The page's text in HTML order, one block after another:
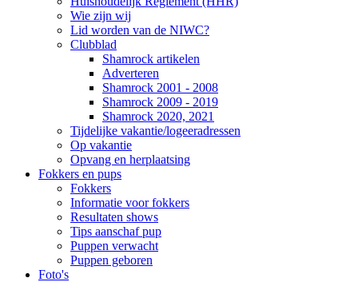
Wie zijn wij
Lid worden van de NIWC?
Clubblad
Shamrock artikelen
Adverteren
Shamrock 2001 - 2008
Shamrock 2009 - 2019
Shamrock 2020, 2021
Tijdelijke vakantie/logeeradressen
Op vakantie
Opvang en herplaatsing
Fokkers en pups
Fokkers
Informatie voor fokkers
Resultaten shows
Tips aanschaf pup
Puppen verwacht
Puppen geboren
Foto's